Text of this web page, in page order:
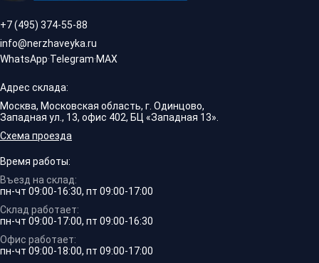
+7 (495) 374-55-88
info@nerzhaveyka.ru
WhatsApp·Telegram·MAX
Адрес склада:
Москва, Московская область, г. Одинцово,
Западная ул., 13, офис 402, БЦ «Западная 13».
Схема проезда
Время работы:
Въезд на склад:
пн-чт 09:00-16:30, пт 09:00-17:00
Склад работает:
пн-чт 09:00-17:00, пт 09:00-16:30
Офис работает:
пн-чт 09:00-18:00, пт 09:00-17:00